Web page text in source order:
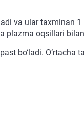
va ular taxminan
plazma oqsillari
bo‘ladi. O‘rtacha